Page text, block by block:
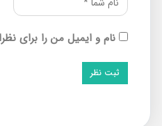
نام و ایمیل من را برای